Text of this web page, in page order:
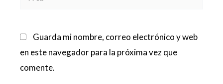
Guarda mi nombre, correo electrónico y web
en este navegador para la próxima vez que
comente.